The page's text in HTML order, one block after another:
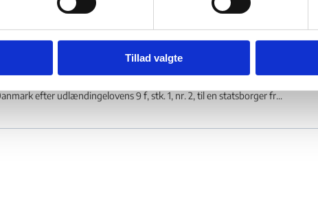
Tillad valgte
– Religiøse forkyndere -
Udlændingenævnet stadfæstede i februar 2013 Udlændingestyrelsens
efter udlændingelovens 9 f, stk. 1, nr. 2, til en statsborger fr...